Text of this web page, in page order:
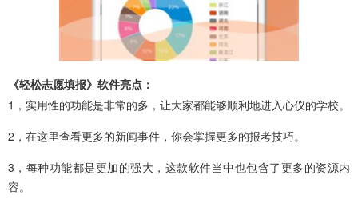
《轻松志愿填报》软件亮点：
1，实用性的功能是非常的多，让大家都能够顺利地进入心仪的学校。
2，在这里查看更多的新闻事件，你会掌握更多的报考技巧。
3，每种功能都是更加的强大，这款软件当中也包含了更多的资源内
容。